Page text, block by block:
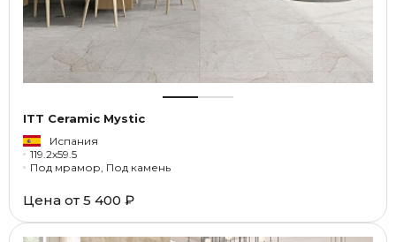
ITT Ceramic Mystic
Испания
119.2x59.5
Под мрамор, Под камень
Цена от 5 400 ₽